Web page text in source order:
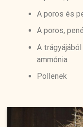
A poros és
A poros,
A
ammónia
Pollenek